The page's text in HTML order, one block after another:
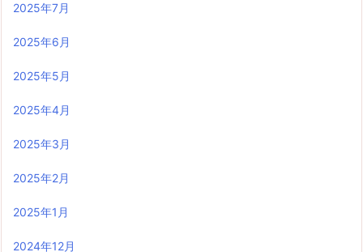
2025年7月
2025年6月
2025年5月
2025年4月
2025年3月
2025年2月
2025年1月
2024年12月